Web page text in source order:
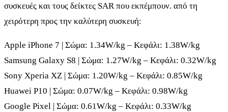
συσκευές και τους δείκτες SAR που εκπέμπουν. από τη
χειρότερη προς την καλύτερη συσκευή:
Apple iPhone 7 | Σώμα: 1.34W/kg – Κεφάλι: 1.38W/kg
Samsung Galaxy S8 | Σώμα: 1.27W/kg – Κεφάλι: 0.32W/kg
Sony Xperia XZ | Σώμα: 1.20W/kg – Κεφάλι: 0.85W/kg
Huawei P10 | Σώμα: 0.07W/kg – Κεφάλι: 0.98W/kg
Google Pixel | Σώμα: 0.61W/kg – Κεφάλι: 0.33W/kg